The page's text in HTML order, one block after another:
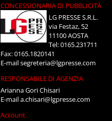
CONCESSIONARIA DI PUBBLICITÀ
LG PRESSE S.R.L.
via Festaz, 52
11100 AOSTA
Tel: 0165.231711
Fax: 0165.1820141
E-mailsegreteria@lgpresse.com
RESPONSABILE DI AGENZIA
Arianna Gori Chisari
E-maila.chisari@lgpresse.com
Account